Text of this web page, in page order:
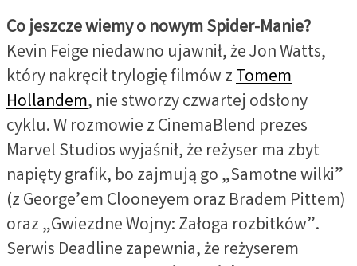
Co jeszcze wiemy o nowym Spider-Manie?
Kevin Feige niedawno ujawnił, że Jon Watts,
który nakręcił trylogię filmów zTomem
Hollandem, nie stworzy czwartej odsłony
cyklu. W rozmowie z CinemaBlend prezes
Marvel Studios wyjaśnił, że reżyser ma zbyt
napięty grafik, bo zajmują go „Samotne wilki”
(z George’em Clooneyem oraz Bradem Pittem)
oraz „Gwiezdne Wojny: Załoga rozbitków”.
Serwis Deadline zapewnia, że reżyserem